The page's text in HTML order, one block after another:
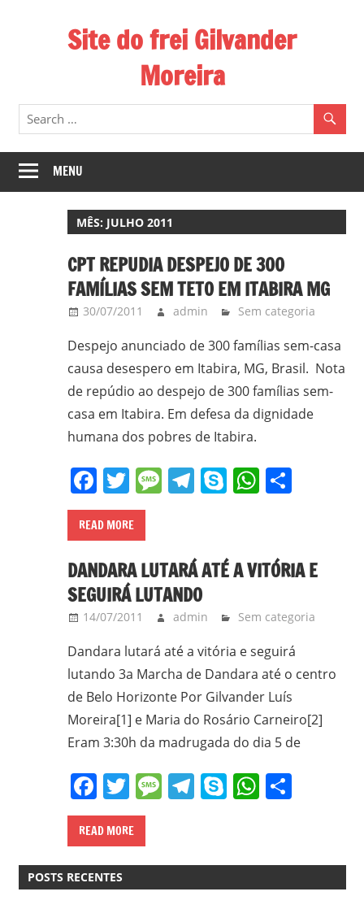
Site do frei Gilvander
Moreira
Esse
site
frei
Gilvander
divulga
pastoral
carmelita;
bacharel
Teologia
ITESP/SP;
Bíblicas
Pontifício
Instituto
Bíblico
de
MENU
MÊS: JULHO 2011
CPT REPUDIA DESPEJO DE 300
FAMÍLIAS SEM TETO EM ITABIRA MG
30/07/2011 admin Sem categoria
Despejo anunciado de 300 famílias sem-casa
causa desespero em Itabira, MG, Brasil. Nota
de repúdio ao despejo de 300 famílias sem-
casa em Itabira. Em defesa da dignidade
humana dos pobres de Itabira.
Facebook
Twitter
Message
Telegram
SkypeShare
READ MORE
DANDARA LUTARÁ ATÉ A VITÓRIA E
SEGUIRÁ LUTANDO
14/07/2011 admin Sem categoria
Dandara lutará até a vitória e seguirá
lutando 3a Marcha de Dandara até o centro
de Belo Horizonte Por Gilvander Luís
Moreira[1] e Maria do Rosário Carneiro[2]
Eram 3:30h da madrugada do dia 5 de
Facebook
Twitter
Message
Telegram
SkypeShare
READ MORE
POSTS RECENTES